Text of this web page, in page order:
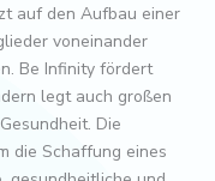
auf den Aufbau einer
voneinander
Be Infinity fördert
legt auch großen
Die
die Schaffung eines